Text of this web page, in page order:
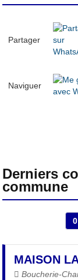
Partager
Naviguer
Derniers
commune
0
MAISON
Boucherie-